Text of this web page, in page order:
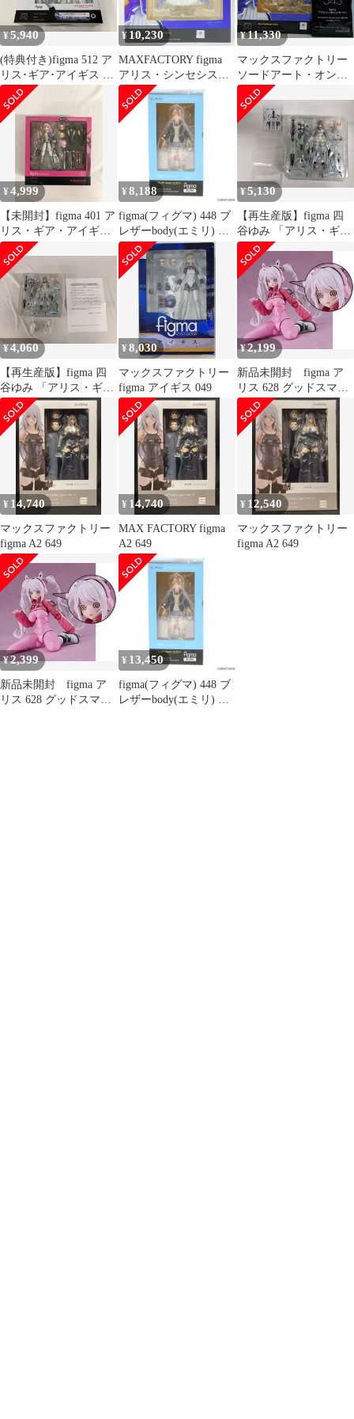
¥5,940
(特典付き)figma 512 ア
リス･ギア･アイギス 四
谷ゆみ グッスマオンラ
イン限定 アリス･ギア･
アイギス
¥ 10,230
MAXFACTORY figma
アリス・シンセシス・
サーティ 543
¥11,330
マックスファクトリー
ソードアート・オンラ
イン アリシゼーション
War of Underworld figma
アリス・シンセシス・
サーティ 特典付 543
¥4,999
【未開封】figma 401 ア
リス・ギア・アイギス
比良坂 夜露
¥ 8,188
figma(フィグマ) 448 ブ
レザーbody(エミリ) 完
成品 可動フィギュア マ
ックスファクトリー
¥5,130
【再生産版】figma 四
谷ゆみ 「アリス・ギ
ア・アイギス」
¥4,060
【再生産版】figma 四
谷ゆみ 「アリス・ギ
ア・アイギス」
¥8,030
マックスファクトリー
figma アイギス 049
¥2,199
新品未開封 figma ア
リス 628 グッドスマイ
ルカンパニー特典
¥ 14,740
マックスファクトリー
figma A2 649
¥ 14,740
MAX FACTORY figma
A2 649
¥ 12,540
マックスファクトリー
figma A2 649
¥2,399
新品未開封 figma ア
リス 628 グッドスマイ
¥ 13,450
figma(フィグマ) 448 ブ
レザーbody(エミリ) 完